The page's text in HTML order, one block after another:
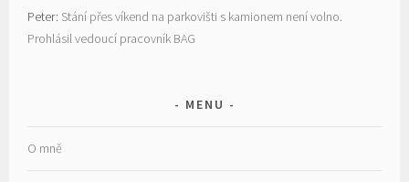
Peter: Stání přes víkend na parkovišti s kamionem není volno.
Prohlásil vedoucí pracovník BAG
MENU
O mně